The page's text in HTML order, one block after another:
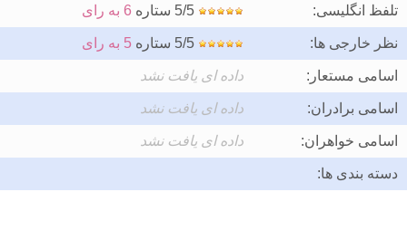
تلفظ انگلیسی: 6 به رای
نظر خارجی ها: 5 به رای
اسامی مستعار: داده ای یافت نشد
اسامی برادران: داده ای یافت نشد
اسامی خواهران: داده ای یافت نشد
دسته بندی ها: